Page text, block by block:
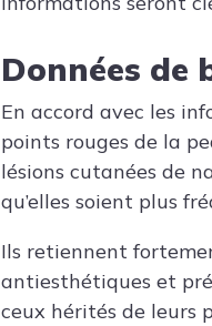
Données de
En accord avec les
points rouges de la
lésions cutanées de
qu’elles soient plus
Ils retiennent
antiesthétiques et
ceux hérités de leurs